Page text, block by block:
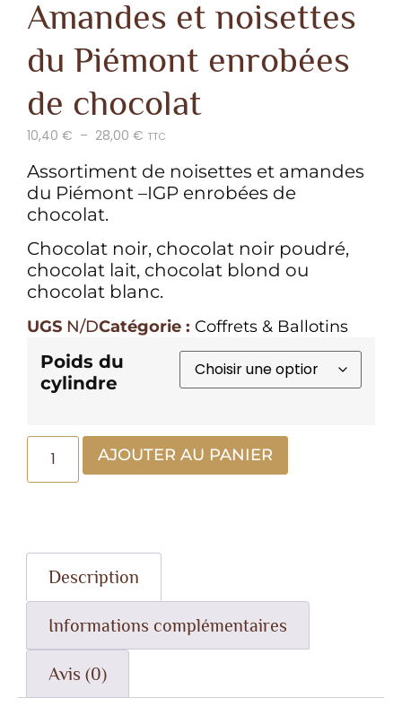
Amandes et noisettes
du Piémont enrobées
de chocolat
10,40 € – 28,00 € TTC
Assortiment de noisettes et amandes
du Piémont –IGP enrobées de
chocolat.
Chocolat noir, chocolat noir poudré,
chocolat lait, chocolat blond ou
chocolat blanc.
UGS N/DCatégorie : Coffrets & Ballotins
Poids du
cylindre
AJOUTER AU PANIER
Description
Informations complémentaires
Avis (0)